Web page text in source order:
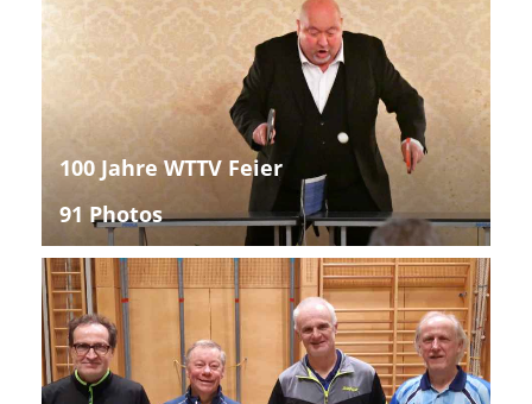
100 Jahre WTTV Feier
91 Photos